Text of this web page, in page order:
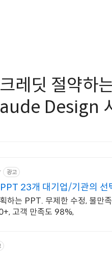
레딧 절약하
Design
광고
23개 대기업/기관의 선
하는 PPT. 무제한 수정, 불만
고객 만족도 98%,